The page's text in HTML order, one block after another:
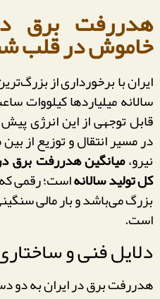
هدررفت برق
خاموش در قلب
ایران با برخورداری از
سالانه میلیاردها کیلووات
قابل توجهی از این انرژی
در مسیر انتقال و توزیع از
نیرو،
کل تولید سالانهاست؛ رقمی
بزرگ می‌باشد و بار مالی
است.
دلایل فنی و
هدررفت برق در ایران به